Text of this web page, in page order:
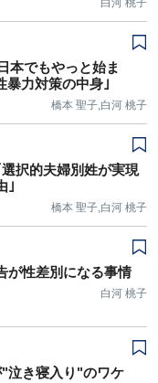
白河 桃子
本でもやっと始ま
暴力対策の中身｣
橋本 聖子,白河 桃子
択的夫婦別姓が実現
｣
橋本 聖子,白河 桃子
が性差別になる事情
白河 桃子
泣き寝入り"のワケ